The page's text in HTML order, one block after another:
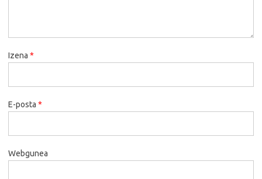
Izena *
E-posta *
Webgunea